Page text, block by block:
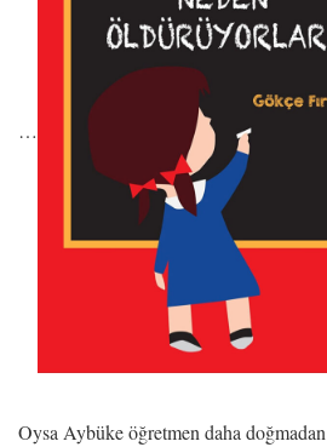
…
Oysa Aybüke öğretmen daha